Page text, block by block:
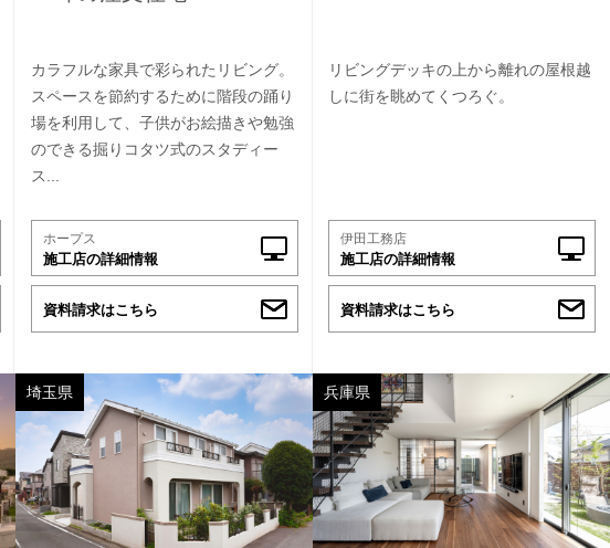
カラフルな家具で彩られたリビング。
スペースを節約するために階段の踊り
場を利用して、子供がお絵描きや勉強
のできる掘りコタツ式のスタディー
ス...
ホープス
施工店の詳細情報
資料請求はこちら
リビングデッキの上から離れの屋根越
しに街を眺めてくつろぐ。
伊田工務店
施工店の詳細情報
資料請求はこちら
埼玉県 兵庫県